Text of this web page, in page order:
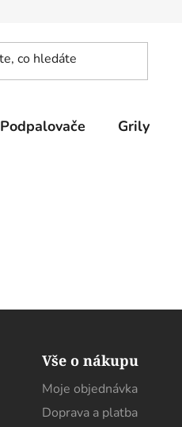
Podpalovače Grily
Vše o nákupu
Moje objednávka
Doprava a platba